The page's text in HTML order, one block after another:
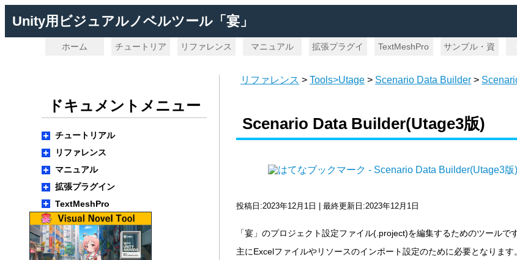
Unity用ビジュアルノベルツール「宴」
ホーム
チュートリア
リファレンス マニュアル
拡張プラグイ
TextMeshPro
サンプル・資
リファレンス > Tools>Utage > Scenario Data Builder >
ドキュメントメニュー
チュートリアル
リファレンス
マニュアル
拡張プラグイン
TextMeshPro
Scenario Data Builder(Utage3版)
投稿日:2023年12月1日 | 最終更新日:2023年12月1日
「宴」のプロジェクト設定ファイル(.project)を編集するためのツールです
主にExcelファイルやリソースのインポート設定のために必要となります。